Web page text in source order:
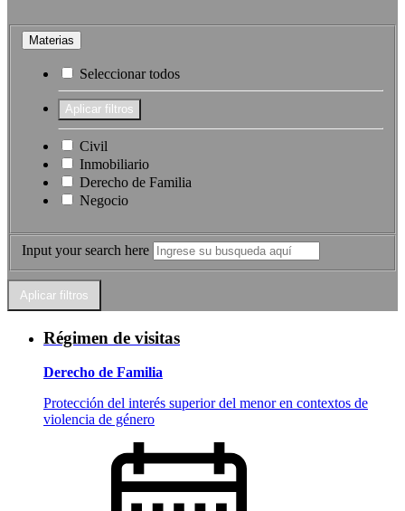
Materias
Seleccionar todos
Civil
Inmobiliario
Derecho de Familia
Negocio
Input your search here
Régimen de visitas
Derecho de Familia
Protección del interés superior del menor en contextos de
violencia de género